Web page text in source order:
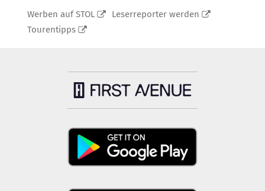
Werben auf STOL
Leserreporter werden
Tourentipps